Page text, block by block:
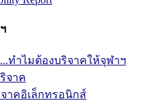
ทำไมต้องบริจาคให้จุฬาฯ
จาค
าคอิเล็กทรอนิกส์